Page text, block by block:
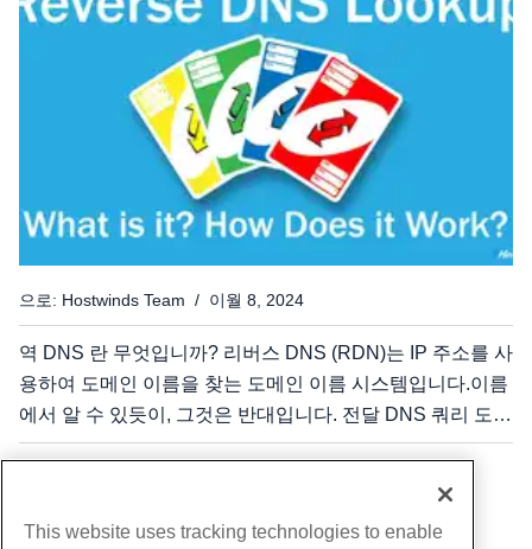
는 이동하거나 삭제되었습니다 소프트 404 오류는 무엇입
으로: Hostwinds Team / 이월 8, 2024
역 DNS 란 무엇입니까? 리버스 DNS (RDN)는 IP 주소를 사
용하여 도메인 이름을 찾는 도메인 이름 시스템입니다.이름
에서 알 수 있듯이, 그것은 반대입니다. 전달 DNS 쿼리 도메
인 이름을 사용하여 IP 주소를 찾습니다. 역 DNS의 목적은
움이됩니다.본질적으로 서버에 연결하려는 도메인의 정당
성을 확인하는 데 사용되는 보안 조치입니다.RDNS 조회는
This website uses tracking technologies to enable